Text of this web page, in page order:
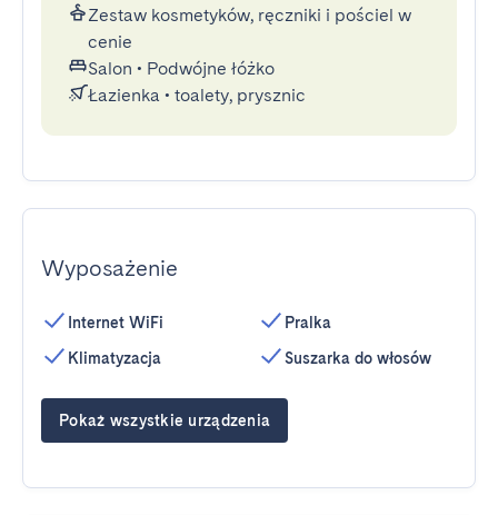
Zestaw kosmetyków, ręczniki i pościel w
cenie
Salon • Podwójne łóżko
Łazienka • toalety, prysznic
Wyposażenie
Internet WiFi
Klimatyzacja
Pralka
Suszarka do włosów
Pokaż wszystkie urządzenia